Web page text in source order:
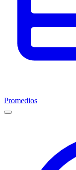
Promedios